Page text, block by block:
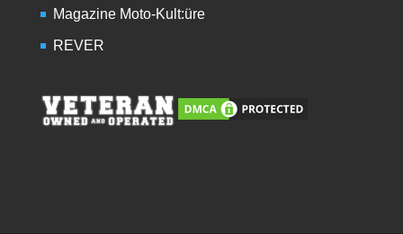
Magazine Moto-Kult:üre
REVER